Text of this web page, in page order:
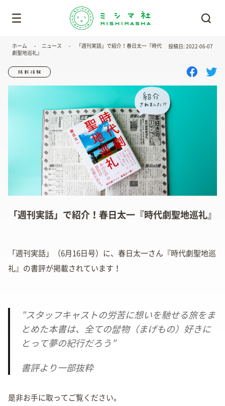
ホーム ニュース
「週刊実話」で紹介！春日太一『時代
劇聖地巡礼』
投稿日: 2022-06-07
「週刊実話」で紹介！春日太一『時代劇聖地巡礼』
「週刊実話」（6月16日号）に、春日太一さん『時代劇聖地巡
礼』の書評が掲載されています！
”スタッフキャストの労苦に想いを馳せる旅をま
とめた本書は、全ての髷物（まげもの）好きに
とって夢の紀行だろう”
書評より一部抜粋
是非お手に取ってご覧ください。